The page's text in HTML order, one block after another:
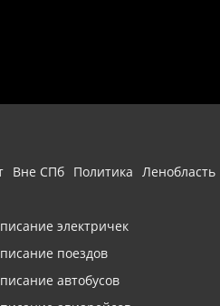
Вне СПб Политика Ленобласть
электричек
поездов
автобусов